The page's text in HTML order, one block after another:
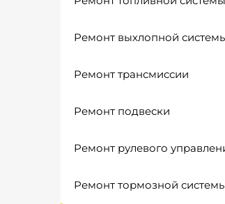
Ремонт выхлопной
Ремонт трансмиссии
Ремонт подвески
Ремонт рулевого
Ремонт тормозной